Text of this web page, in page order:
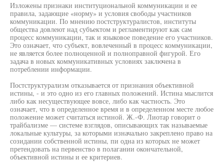
Изложены признаки институциональной коммуникации и ее
правила, задающие «норму» и условия свободы участников
коммуникации. По мнению постструктуралистов, институты
общества довлеют над субъектом и регламентируют как сам
процесс коммуникации, так и языковое поведение его участников.
Это означает, что субъект, вовлеченный в процесс коммуникации,
не является более полноценной и полноправной фигурой. Его
задача в новых коммуникативных условиях заключена в
потреблении информации.
Постструктурализм отказывается от признания объективной
истины, - и это одно из его главных положений. Истина мыслится
либо как несуществующее вовсе, либо как частность. Это
означает, что в определенное время и в определенном месте любое
положение может считаться истиной. Ж.-Ф. Лиотар говорит о
трайбализме — системе взглядов, описывающих так называемые
локальные культуры, за которыми изначально закреплено право на
созидании собственной истины, пи одна из которых не может
претендовать на первенство в полагании окончательной,
объективной истины и ее критериев.